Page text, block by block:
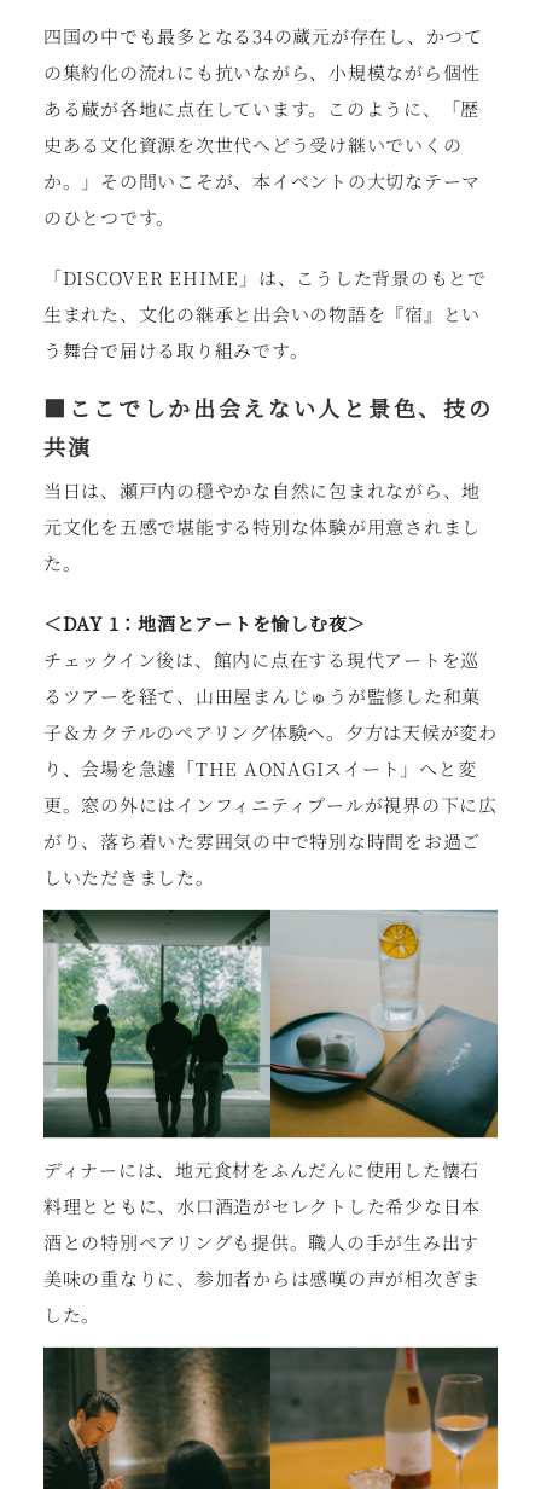
四国の中でも最多となる34の蔵元が存在し、かつて
の集約化の流れにも抗いながら、小規模ながら個性
ある蔵が各地に点在しています。このように、「歴
史ある文化資源を次世代へどう受け継いでいくの
か。」その問いこそが、本イベントの大切なテーマ
のひとつです。
「DISCOVER EHIME」は、こうした背景のもとで
生まれた、文化の継承と出会いの物語を『宿』とい
う舞台で届ける取り組みです。
■ ここでしか出会えない人と景色、技の
共演
当日は、瀬戸内の穏やかな自然に包まれながら、地
元文化を五感で堪能する特別な体験が用意されまし
た。
＜DAY 1：地酒とアートを愉しむ夜＞
チェックイン後は、館内に点在する現代アートを巡
るツアーを経て、山田屋まんじゅうが監修した和菓
子＆カクテルのペアリング体験へ。夕方は天候が変わ
り、会場を急遽「THE AONAGIスイート」へと変
更。窓の外にはインフィニティプールが視界の下に広
がり、落ち着いた雰囲気の中で特別な時間をお過ご
しいただきました。
ディナーには、地元食材をふんだんに使用した懐石
料理とともに、水口酒造がセレクトした希少な日本
酒との特別ペアリングも提供。職人の手が生み出す
美味の重なりに、参加者からは感嘆の声が相次ぎま
した。